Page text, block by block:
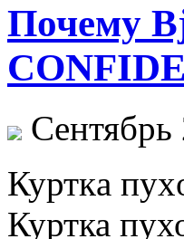
Почему
Курткa
Куртка